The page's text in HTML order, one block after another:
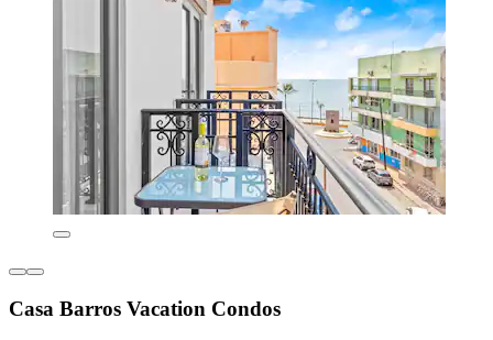
Casa Barros Vacation Condos